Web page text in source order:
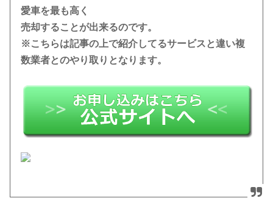
愛車を最も高く
売却することが出来るのです。
※こちらは記事の上で紹介してるサービスと違い複
数業者とのやり取りとなります。